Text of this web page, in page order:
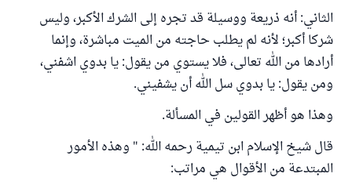
الثاني: أنه ذريعة ووسيلة قد تجره إلى الشرك الأكبر، وليس
شركا أكبر؛ لأنه لم يطلب حاجته من الميت مباشرة، وإنما
أرادها من الله تعالى، فلا يستوي من يقول: يا بدوي اشفني،
ومن يقول: يا بدوي سل الله أن يشفيني.
وهذا هو أظهر القولين في المسألة.
قال شيخ الإسلام ابن تيمية رحمه الله: " وهذه الأمور
المبتدعة من الأقوال هي مراتب: